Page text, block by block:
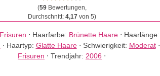
(59Bewertungen,
Durchschnitt: 4,17von 5)
⋅ Haarfarbe: Brünette Haare⋅ Haarlänge:
⋅ Haartyp: Glatte Haare⋅ Schwierigkeit: Moderat⋅
Frisuren ⋅Trendjahr: 2006 ⋅